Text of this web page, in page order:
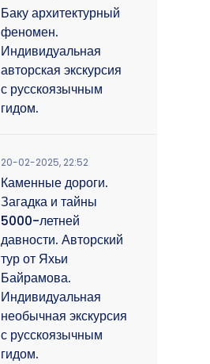
Баку архитектурный
феномен.
Индивидуальная
авторская экскурсия
с русскоязычным
гидом.
20-02-2025, 22:52
Каменные дороги.
Загадка и тайны
5000-летней
давности. Авторский
тур от Яхьи
Байрамова.
Индивидуальная
необычная экскурсия
с русскоязычным
гидом.